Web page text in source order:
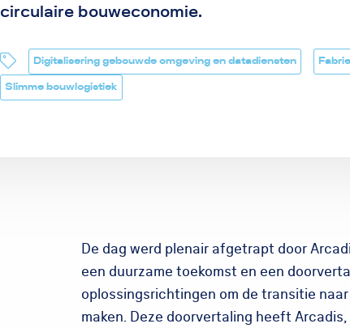
circulaire bouweconomie.
Digitalisering gebouwde omgeving en datadiensten
Slimme bouwlogistiek
De dag werd plenair afgetrapt door
een duurzame toekomst en een
oplossingsrichtingen om de transitie
maken. Deze doorvertaling heeft